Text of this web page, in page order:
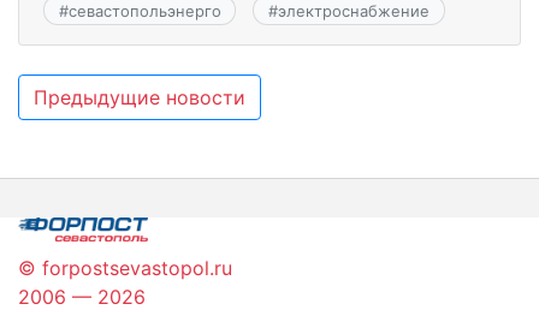
#севастопольэнерго #электроснабжение
Навигация
записям
Предыдущие новости
© forpostsevastopol.ru
2006 — 2026